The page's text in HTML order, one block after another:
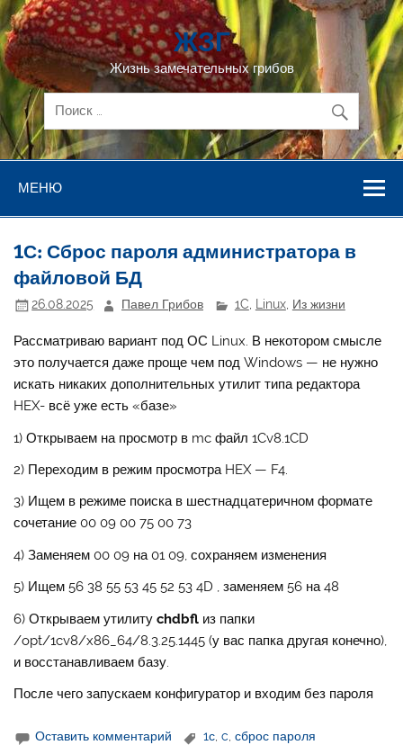
Перейти
к
содержимому
ЖЗГ
Жизнь замечательных грибов
МЕНЮ
1С: Сброс пароля администратора в
файловой БД
26.08.2025 Павел Грибов 1C, Linux, Из жизни
Рассматриваю вариант под ОС Linux. В некотором смысле
это получается даже проще чем под Windows — не нужно
искать никаких дополнительных утилит типа редактора
HEX- всё уже есть «базе»
1) Открываем на просмотр в mc файл 1Cv8.1CD
2) Переходим в режим просмотра HEX — F4.
3) Ищем в режиме поиска в шестнадцатеричном формате
сочетание 00 09 00 75 00 73
4) Заменяем 00 09 на 01 09, сохраняем изменения
5) Ищем 56 38 55 53 45 52 53 4D , заменяем 56 на 48
6) Открываем утилитуchdbfl из папки
/opt/1cv8/x86_64/8.3.25.1445 (у вас папка другая конечно),
и восстанавливаем базу.
После чего запускаем конфигуратор и входим без пароля
Оставить комментарий 1с ,c ,сброс пароля